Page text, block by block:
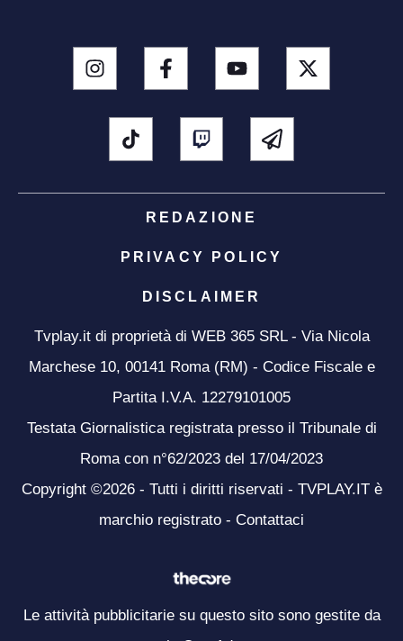
REDAZIONE
PRIVACY POLICY
DISCLAIMER
Tvplay.it di proprietà di WEB 365 SRL - Via Nicola
Marchese 10, 00141 Roma (RM) - Codice Fiscale e
Partita I.V.A. 12279101005
Testata Giornalistica registrata presso il Tribunale di
Roma con n°62/2023 del 17/04/2023
Copyright ©2026 - Tutti i diritti riservati - TVPLAY.IT è
marchio registrato - Contattaci
Le attività pubblicitarie su questo sito sono gestite da